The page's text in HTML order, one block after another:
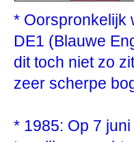
* Oorspronkelijk
DE1 (Blauwe
dit toch niet zo
zeer scherpe
* 1985: Op 7